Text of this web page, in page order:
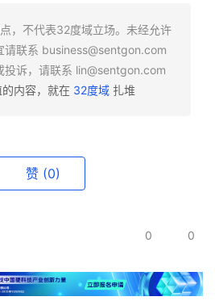
，不代表32度域立场。未经允许
请联系 business@sentgon.com
投诉，请联系 lin@sentgon.com
内容，就在 32度域扎堆
赞 (0)
0 0